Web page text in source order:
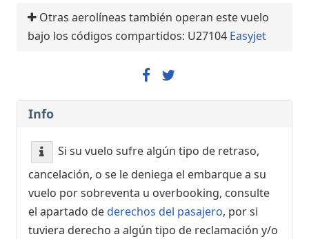
Otras aerolíneas también operan este vuelo
bajo los códigos compartidos: U27104 Easyjet
Info
Si su vuelo sufre algún tipo de retraso,
cancelación, o se le deniega el embarque a su
vuelo por sobreventa u overbooking, consulte
el apartado dederechos del pasajero, por si
tuviera derecho a algún tipo de reclamación y/o